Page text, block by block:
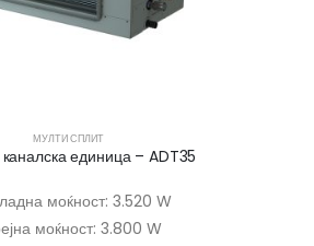
МУЛТИ СПЛИТ
единица – ADT35
моќност: 3.520 W
моќност: 3.800 W